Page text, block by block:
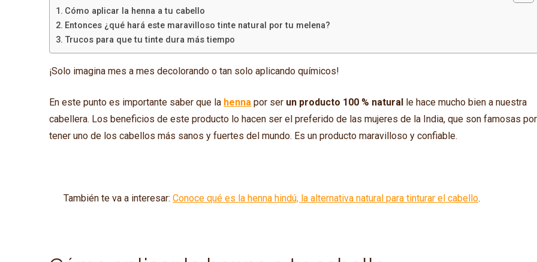
Cómo aplicar la henna a tu cabello
Entonces ¿qué hará este maravilloso tinte natural por tu melena?
Trucos para que tu tinte dura más tiempo
¡Solo imagina mes a mes decolorando o tan solo aplicando químicos!
En este punto es importante saber que la henna por ser un producto 100 % natural le hace mucho bien a nuestra
cabellera. Los beneficios de este producto lo hacen ser el preferido de las mujeres de la India, que son famosas por
tener uno de los cabellos más sanos y fuertes del mundo. Es un producto maravilloso y confiable.
También te va a interesar:Conoce qué es la henna hindú, la alternativa natural para tinturar el cabello.